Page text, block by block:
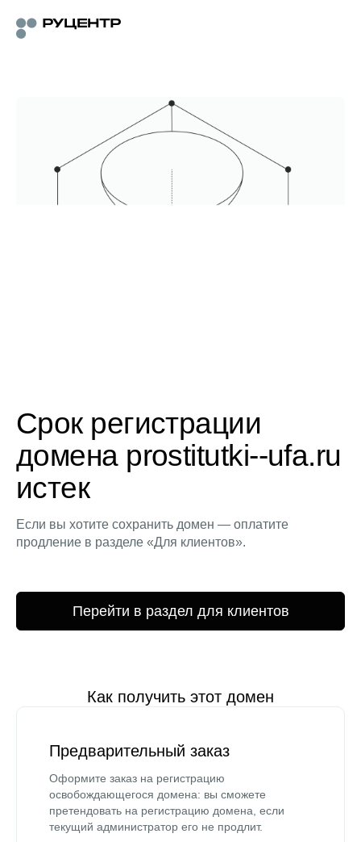
Срок регистрации
домена prostitutki--ufa.ru
истек
Если вы хотите сохранить домен — оплатите
продление в разделе «Для клиентов».
Перейти в раздел для клиентов
Как получить этот домен
Предварительный заказ
Оформите заказ на регистрацию
освобождающегося домена: вы сможете
претендовать на регистрацию домена, если
текущий администратор его не продлит.